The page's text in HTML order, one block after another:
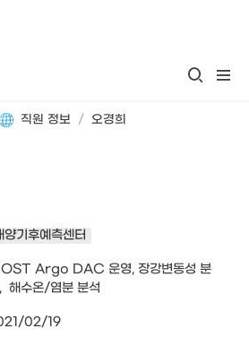
직원 정보 / 오경희
양기후예측센터
Argo DAC 운영, 장강변동성 분
해수온/염분 분석
02/19